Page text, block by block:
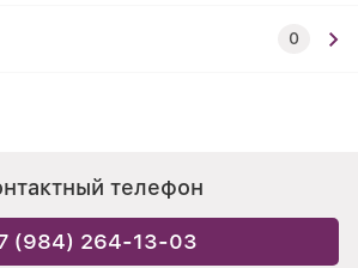
0
телефон
(984) 264-13-03